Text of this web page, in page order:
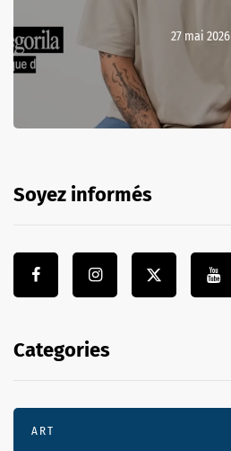
27 mai 2026
Soyez informés
Categories
ART